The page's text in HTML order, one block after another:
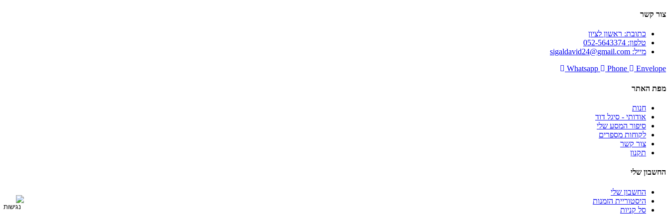
צור קשר
כתובת: ראשון לציון
טלפון: 052-5643374
מייל: sigaldavid24@gmail.com
Whatsapp
Phone Envelope
מפת האתר
חנות
אודותי - סיגל דוד
סיפור המסע שלי
לקוחות מספרים
צור קשר
תקנון
החשבון שלי
החשבון שלי
היסטוריית הזמנות
סל קניות